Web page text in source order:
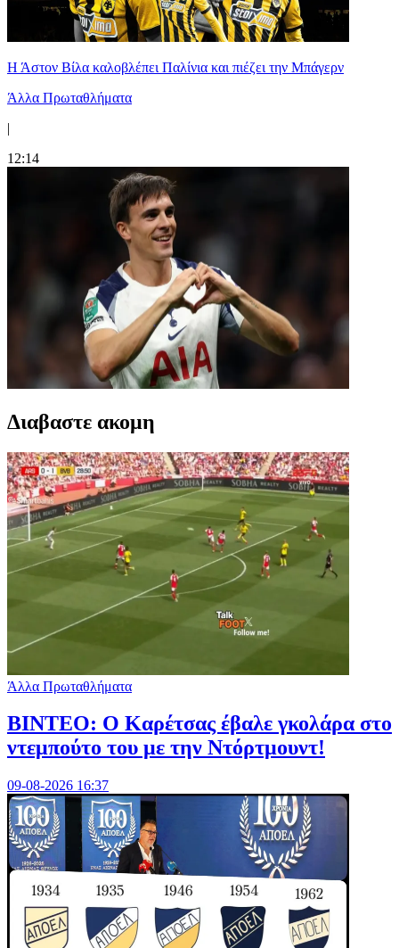
Η Άστον Βίλα καλοβλέπει Παλίνια και πιέζει την Μπάγερν
Άλλα Πρωταθλήματα
|
12:14
Διαβαστε ακομη
Άλλα Πρωταθλήματα
ΒΙΝΤΕΟ: Ο Καρέτσας έβαλε γκολάρα στο
ντεμπούτο του με την Ντόρτμουντ!
09-08-2026 16:37